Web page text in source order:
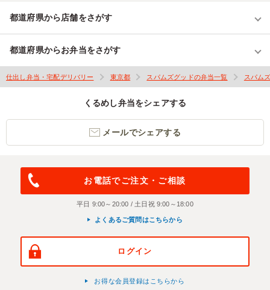
都道府県から店舗をさがす
都道府県からお弁当をさがす
仕出し弁当・宅配デリバリー 東京都 スパムズグッドの弁当一覧 スパム
くるめし弁当をシェアする
メールでシェアする
お電話でご注文・ご相談
平日 9:00～20:00 / 土日祝 9:00～18:00
よくあるご質問はこちらから
ログイン
お得な会員登録はこちらから